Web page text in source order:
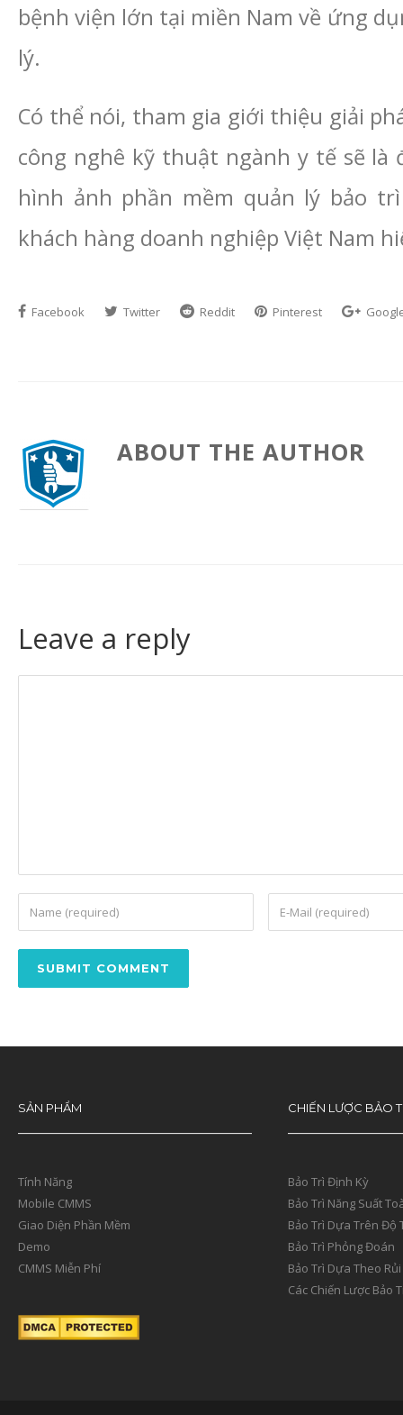
bệnh viện lớn tại miền Nam về ứng
lý.
Có thể nói, tham gia giới thiệu giải
công nghê kỹ thuật ngành y tế sẽ
hình ảnh phần mềm quản lý bảo
khách hàng doanh nghiệp Việt Nam
Facebook Twitter Reddit Pinterest
ABOUT THE AUTHOR
Leave a reply
SẢN PHẨM
Tính Năng
Mobile CMMS
Giao Diện Phần Mềm
Demo
CMMS Miễn Phí
CHIẾN LƯỢC BẢO
Bảo Trì Định Kỳ
Bảo Trì Năng Suất
Bảo Trì Dựa Trên Độ
Bảo Trì Phỏng Đoán
Bảo Trì Dựa Theo
Các Chiến Lược Bảo